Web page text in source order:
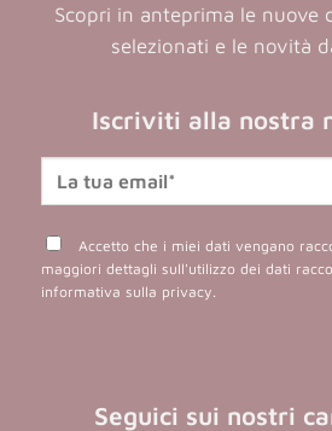
Scopri in anteprima le nuove
selezionati e le novità
Iscriviti alla nostra
Accetto che i miei dati vengano
maggiori dettagli sull'utilizzo dei dati
informativa sulla privacy.
Seguici sui nostri